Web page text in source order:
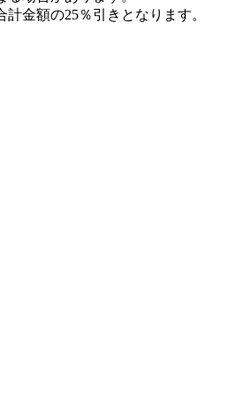
金額の25％引きとなります。